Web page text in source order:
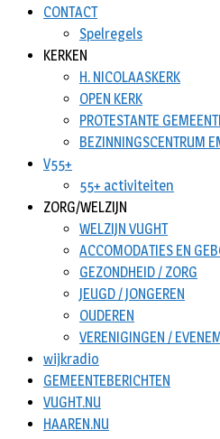
CONTACT
Spelregels
KERKEN
H. NICOLAASKERK
OPEN KERK
PROTESTANTE
BEZINNINGSCENTRUM
V55+
55+ activiteiten
ZORG/WELZIJN
WELZIJN VUGHT
ACCOMODATIES EN
GEZONDHEID / ZORG
JEUGD / JONGEREN
OUDEREN
VERENIGINGEN /
wijkradio
GEMEENTEBERICHTEN
VUGHT.NU
HAAREN.NU